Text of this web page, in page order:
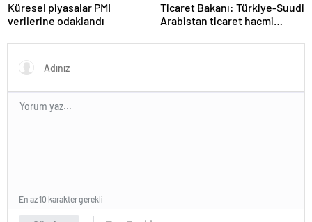
Küresel piyasalar PMI
verilerine odaklandı
Ticaret Bakanı: Türkiye-Suudi
Arabistan ticaret hacmi
En az 10 karakter gerekli